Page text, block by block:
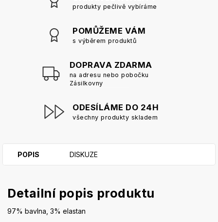
produkty pečlivě vybíráme
POMŮŽEME VÁM
s výběrem produktů
DOPRAVA ZDARMA
na adresu nebo pobočku
Zásilkovny
ODESÍLÁME DO 24H
všechny produkty skladem
POPIS DISKUZE
Detailní popis produktu
97% bavlna, 3% elastan